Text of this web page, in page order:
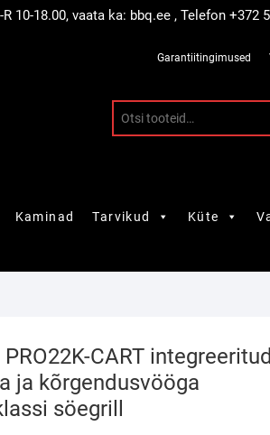
10-18.00, vaata ka: bbq.ee , Telefon +372
Garantiitingimused
Kaminad Tarvikud Küte
CART
ja kõrgendusvööga
söegrill